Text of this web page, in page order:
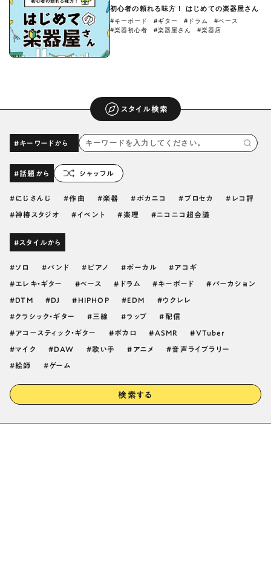
初心者の頼れる味方！ はじめての楽器屋さん
#キーボード #ギター #ドラム
#ベース
#楽器初心者
#楽器屋さん #楽器店
スタイル検索
#キーワードから
#話題から シャッフル
にじさんじ 作曲 楽器 ボカニコ プロセカ レコ評
神椿スタジオ イベント 楽理 ニコニコ超会議
#スタイルから
ソロ バンド ピアノ ボーカル アコギ
エレキ・ギター ベース ドラム キーボード パーカション
DTM DJ HIPHOP EDM ウクレレ
クラシック・ギター 三線 ラップ 配信
アコースティック・ギター ボカロ ASMR VTuber
マイク DAW 歌い手 アニメ 音声ライブラリー
絵師 ゲーム
検索する